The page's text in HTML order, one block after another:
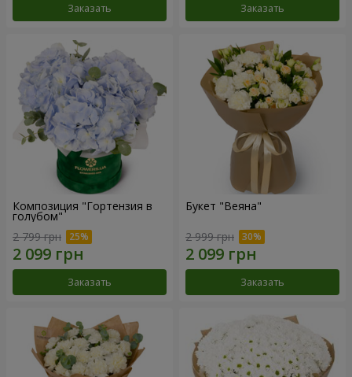
Заказать Заказать
Композиция "Гортензия в
голубом"
2 799 грн
Заказать
Букет "Веяна"
2 999 грн
Заказать